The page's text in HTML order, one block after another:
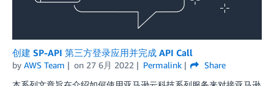
创建 SP-API 第三方登录应用并完成 API Call
by AWS Team on 27 6月 2022 Permalink
Share